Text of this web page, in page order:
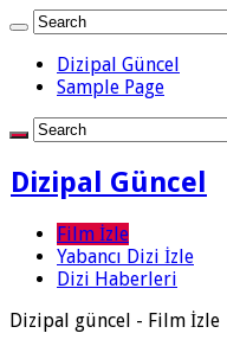
Dizipal Güncel
Sample Page
Dizipal Güncel
Film İzle
Yabancı Dizi İzle
Dizi Haberleri
Dizipal güncel - Film İzle